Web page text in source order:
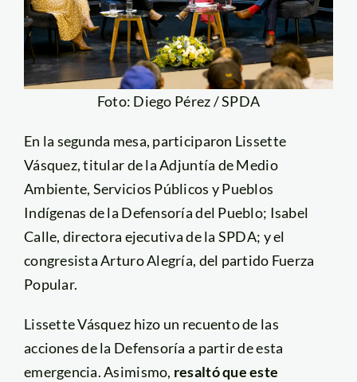
Foto: Diego Pérez / SPDA
En la segunda mesa, participaron Lissette
Vásquez, titular de la Adjuntía de Medio
Ambiente, Servicios Públicos y Pueblos
Indígenas de la Defensoría del Pueblo; Isabel
Calle, directora ejecutiva de la SPDA; y el
congresista Arturo Alegría, del partido Fuerza
Popular.
Lissette Vásquez hizo un recuento de las
acciones de la Defensoría a partir de esta
emergencia. Asimismo, resaltó que este